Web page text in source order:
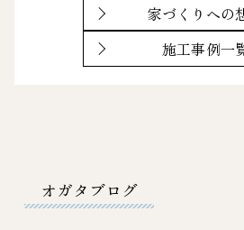
家づくりへの
施工事例一
オガタブログ